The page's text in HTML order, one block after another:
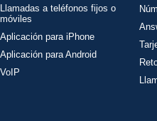
Llamadas a teléfonos fijos o
móviles
Aplicación para iPhone
Aplicación para Android
VoIP